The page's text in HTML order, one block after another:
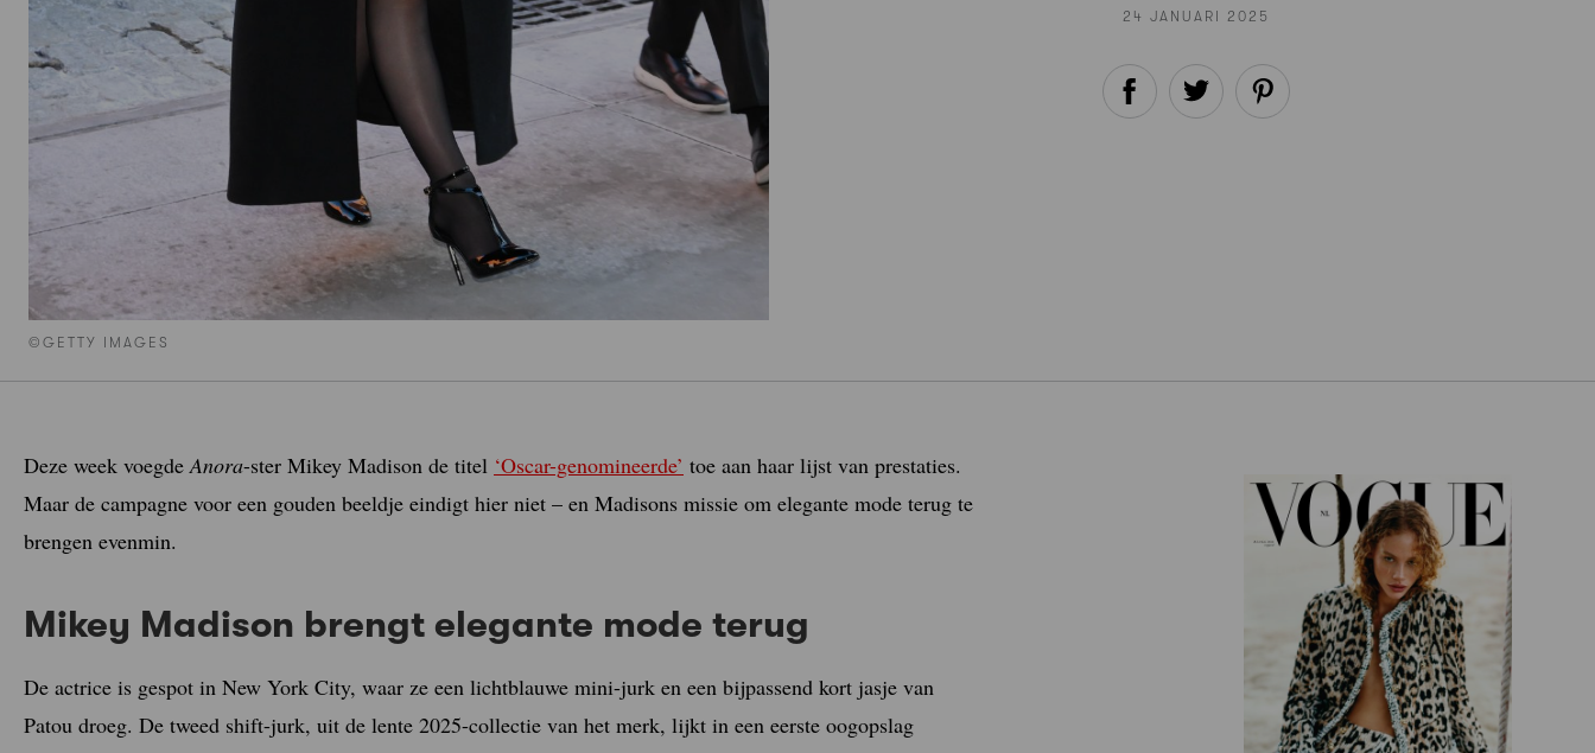
©GETTY IMAGES
24 JANUARI 2025
Deze week voegdeAnora-ster Mikey Madison de titel ‘Oscar-genomineerde’ toe aan haar lijst van prestaties.
Maar de campagne voor een gouden beeldje eindigt hier niet – en Madisons missie om elegante mode terug te
brengen evenmin.
Mikey Madison brengt elegante mode terug
De actrice is gespot in New York City, waar ze een lichtblauwe mini-jurk en een bijpassend kort jasje van
Patou droeg. De tweed shift-jurk, uit de lente 2025-collectie van het merk, lijkt in een eerste oogopslag